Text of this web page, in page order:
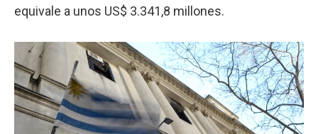
equivale a unos US$ 3.341,8 millones.